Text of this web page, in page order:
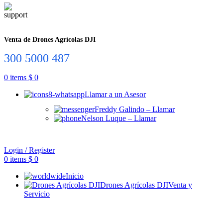
Venta de Drones Agrícolas DJI
300 5000 487
0 items $ 0
Llamar a un Asesor
Freddy Galindo – Llamar
Nelson Luque – Llamar
Login / Register
0 items $ 0
Inicio
Drones Agrícolas DJIVenta y
Servicio